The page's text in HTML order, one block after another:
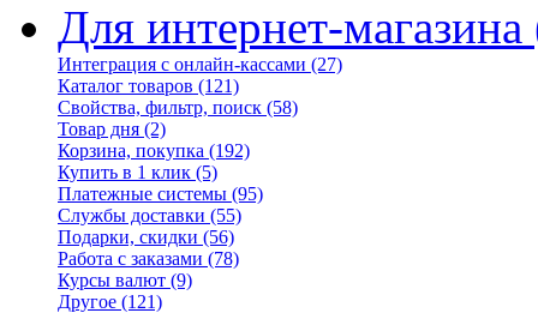
Для интернет-магазина
Интеграция с онлайн-кассами (27)
Каталог товаров (121)
Свойства, фильтр, поиск (58)
Товар дня (2)
Корзина, покупка (192)
Купить в 1 клик (5)
Платежные системы (95)
Службы доставки (55)
Подарки, скидки (56)
Работа с заказами (78)
Курсы валют (9)
Другое (121)